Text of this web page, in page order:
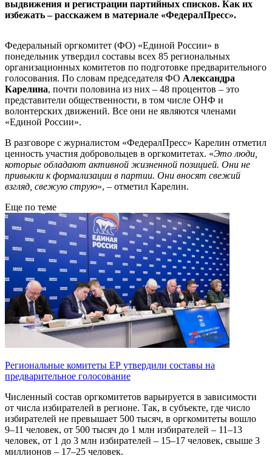
выдвижения и регистрации партийных списков. Как их
избежать – расскажем в материале «ФедералПресс».
Федеральный оргкомитет (ФО) «Единой России» в
понедельник утвердил составы всех 85 региональных
организационных комитетов по подготовке предварительного
голосования. По словам председателя ФО Александра
Карелина, почти половина из них – 48 процентов – это
представители общественности, в том числе ОНФ и
волонтерских движений. Все они не являются членами
«Единой России».
В разговоре с журналистом «ФедералПресс» Карелин отметил
ценность участия добровольцев в оргкомитетах. «Это люди,
которые обладают активной жизненной позицией. Они не
привыкли к формализации в партии. Они вносят свежий
взгляд, свежую струю», – отметил Карелин.
Еще по теме
Региональные комитеты ЕР утвердили составы на
предварительное голосование
Численный состав оргкомитетов варьируется в зависимости
от числа избирателей в регионе. Так, в субъекте, где число
избирателей не превышает 500 тысяч, в оргкомитеты вошло
9–11 человек, от 500 тысяч до 1 млн избирателей – 11–13
человек, от 1 до 3 млн избирателей – 15–17 человек, свыше 3
миллионов – 17–25 человек.